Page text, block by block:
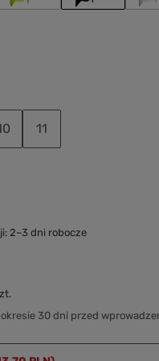
11
2–3 dni robocze
Prawa rękawica:
(Max 30 znaków)
30 dni przed